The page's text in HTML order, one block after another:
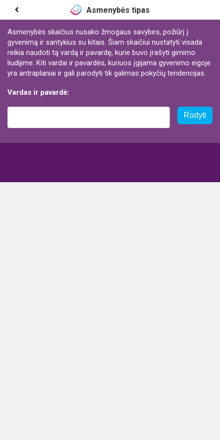
Asmenybės tipas
Asmenybės skaičius nusako žmogaus savybes, požiūrį į
gyvenimą ir santykius su kitais. Šiam skaičiui nustatyti visada
reikia naudoti tą vardą ir pavardę, kurie buvo įrašyti gimimo
liudijime. Kiti vardai ir pavardės, kuriuos įgijama gyvenimo eigoje
yra antraplaniai ir gali parodyti tik galimas pokyčių tendencijas.
Vardas ir pavardė:
Rodyti